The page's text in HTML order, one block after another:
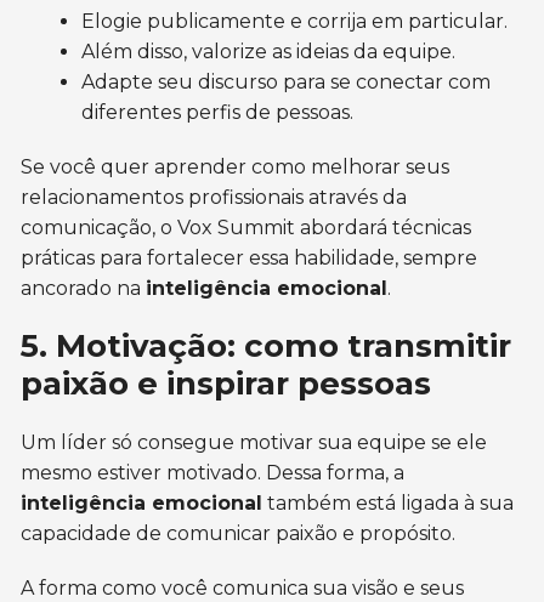
Elogie publicamente e corrija em particular.
Além disso, valorize as ideias da equipe.
Adapte seu discurso para se conectar com
diferentes perfis de pessoas.
Se você quer aprender como melhorar seus
relacionamentos profissionais através da
comunicação, o Vox Summit abordará técnicas
práticas para fortalecer essa habilidade, sempre
ancorado na inteligência emocional .
5. Motivação: como transmitir
paixão e inspirar pessoas
Um líder só consegue motivar sua equipe se ele
mesmo estiver motivado. Dessa forma, a
inteligência emocional também está ligada à sua
capacidade de comunicar paixão e propósito.
A forma como você comunica sua visão e seus